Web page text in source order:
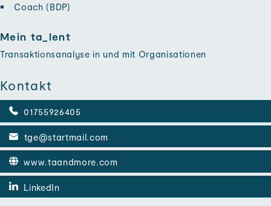
Coach (BDP)
Mein ta_lent
Transaktions­analyse in und mit Organisationen
Kontakt
01755926405
tge@startmail.com
www.taandmore.com
LinkedIn